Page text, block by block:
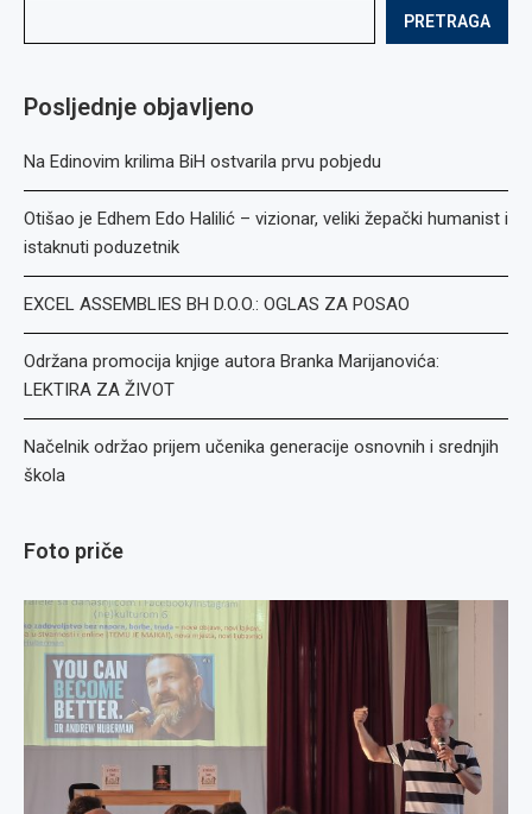
PRETRAGA
Posljednje objavljeno
Na Edinovim krilima BiH ostvarila prvu pobjedu
Otišao je Edhem Edo Halilić – vizionar, veliki žepački humanist i
istaknuti poduzetnik
EXCEL ASSEMBLIES BH D.O.O.: OGLAS ZA POSAO
Održana promocija knjige autora Branka Marijanovića:
LEKTIRA ZA ŽIVOT
Načelnik održao prijem učenika generacije osnovnih i srednjih
škola
Foto priče